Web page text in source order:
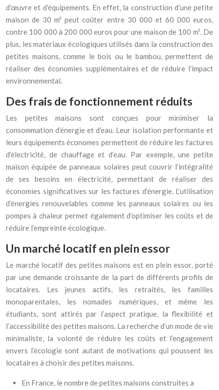
d’œuvre et d’équipements. En effet, la construction d’une petite
maison de 30 m² peut coûter entre 30 000 et 60 000 euros,
contre 100 000 à 200 000 euros pour une maison de 100 m². De
plus, les matériaux écologiques utilisés dans la construction des
petites maisons, comme le bois ou le bambou, permettent de
réaliser des économies supplémentaires et de réduire l’impact
environnemental.
Des frais de fonctionnement réduits
Les petites maisons sont conçues pour minimiser la
consommation d’énergie et d’eau. Leur isolation performante et
leurs équipements économes permettent de réduire les factures
d’électricité, de chauffage et d’eau. Par exemple, une petite
maison équipée de panneaux solaires peut couvrir l’intégralité
de ses besoins en électricité, permettant de réaliser des
économies significatives sur les factures d’énergie. L’utilisation
d’énergies renouvelables comme les panneaux solaires ou les
pompes à chaleur permet également d’optimiser les coûts et de
réduire l’empreinte écologique.
Un marché locatif en plein essor
Le marché locatif des petites maisons est en plein essor, porté
par une demande croissante de la part de différents profils de
locataires. Les jeunes actifs, les retraités, les familles
monoparentales, les nomades numériques, et même les
étudiants, sont attirés par l’aspect pratique, la flexibilité et
l’accessibilité des petites maisons. La recherche d’un mode de vie
minimaliste, la volonté de réduire les coûts et l’engagement
envers l’écologie sont autant de motivations qui poussent les
locataires à choisir des petites maisons.
En France, le nombre de petites maisons construites a